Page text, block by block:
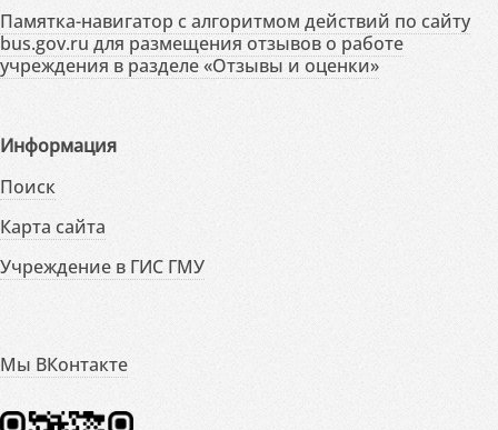
Памятка-навигатор с алгоритмом действий по сайту
bus.gov.ru для размещения отзывов о работе
учреждения в разделе «Отзывы и оценки»
Информация
Поиск
Карта сайта
Учреждение в ГИС ГМУ
Мы ВКонтакте